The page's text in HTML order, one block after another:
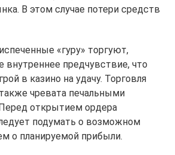
В этом случае потери средств
«гуру» торгуют,
внутреннее предчувствие, что
в казино на удачу. Торговля
чревата печальными
открытием ордера
подумать о возможном
о планируемой прибыли.